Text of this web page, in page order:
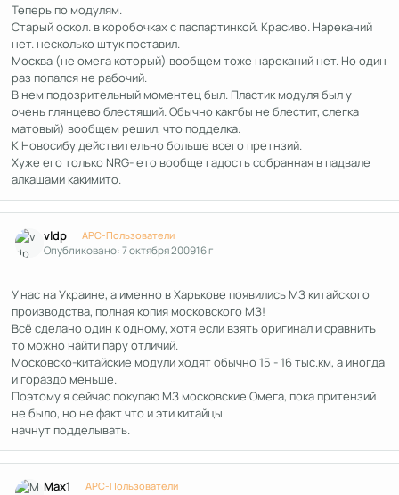
Теперь по модулям.
Старый оскол. в коробочках с паспартинкой. Красиво. Нареканий
нет. несколько штук поставил.
Москва (не омега который) вообщем тоже нареканий нет. Но один
раз попался не рабочий.
В нем подозрительный моментец был. Пластик модуля был у
очень глянцево блестящий. Обычно какгбы не блестит, слегка
матовый) вообщем решил, что подделка.
К Новосибу действительно больше всего претнзий.
Хуже его только NRG- ето вообще гадость собранная в падвале
алкашами какимито.
vldp APC-Пользователи
Опубликовано:7 октября 200916 г
У нас на Украине, а именно в Харькове появились МЗ китайского
производства, полная копия московского МЗ!
Всё сделано один к одному, хотя если взять оригинал и сравнить
то можно найти пару отличий.
Московско-китайские модули ходят обычно 15 - 16 тыс.км, а иногда
и гораздо меньше.
Поэтому я сейчас покупаю МЗ московские Омега, пока притензий
не было, но не факт что и эти китайцы
начнут подделывать.
Max1 APC-Пользователи